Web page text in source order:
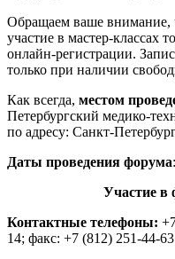
Обращаем ваше внимание,
участие в мастер-классах
онлайн-регистрации.
только при наличии
Как всегда, местом
Петербургский медико-
по адресу: Санкт-
Даты проведения форума
Участие в
Контактные телефоны:
14; факс: +7 (812) 251-44-